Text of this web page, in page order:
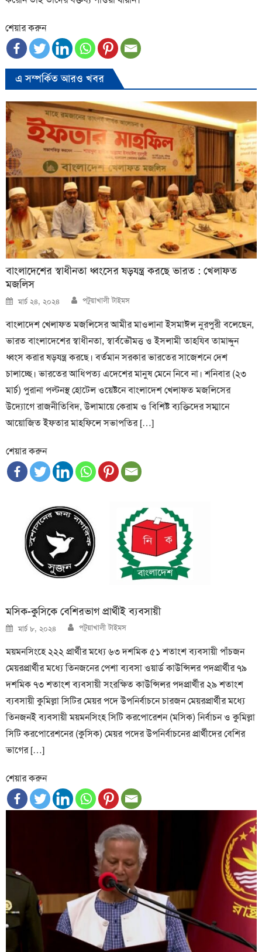
শেয়ার করুন
এ সম্পর্কিত আরও খবর
বাংলাদেশের স্বাধীনতা ধ্বংসের ষড়যন্ত্র করছে ভারত : খেলাফত
মজলিস
Posted
on
মার্চ ২৪, ২০২৪ Author
পটুয়াখালী টাইমস
বাংলাদেশ খেলাফত মজলিসের আমীর মাওলানা ইসমাঈল নুরপুরী বলেছেন,
ভারত বাংলাদেশের স্বাধীনতা, স্বার্বভৌমত্ত ও ইসলামী তাহযিব তামাদ্দুন
ধ্বংস করার ষড়যন্ত্র করছে। বর্তমান সরকার ভারতের সাজেশনে দেশ
চালাচ্ছে। ভারতের আধিপত্য এদেশের মানুষ মেনে নিবে না। শনিবার (২৩
মার্চ) পুরানা পল্টনস্থ হোটেল ওয়েষ্টনে বাংলাদেশ খেলাফত মজলিসের
উদ্যোগে রাজনীতিবিদ, উলামায়ে কেরাম ও বিশিষ্ট ব্যক্তিদের সম্মানে
আয়োজিত ইফতার মাহফিলে সভাপতির […]
শেয়ার করুন
মসিক-কুসিকে বেশিরভাগ প্রার্থীই ব্যবসায়ী
Posted
on
মার্চ ৮, ২০২৪ Author
পটুয়াখালী টাইমস
ময়মনসিংহে ২২২ প্রার্থীর মধ্যে ৬৩ দশমিক ৫১ শতাংশ ব্যবসায়ী পাঁচজন
মেয়রপ্রার্থীর মধ্যে তিনজনের পেশা ব্যবসা ওয়ার্ড কাউন্সিলর পদপ্রার্থীর ৭৯
দশমিক ৭৩ শতাংশ ব্যবসায়ী সংরক্ষিত কাউন্সিলর পদপ্রার্থীর ২৯ শতাংশ
ব্যবসায়ী কুমিল্লা সিটির মেয়র পদে উপনির্বাচনে চারজন মেয়রপ্রার্থীর মধ্যে
তিনজনই ব্যবসায়ী ময়মনসিংহ সিটি করপোরেশন (মসিক) নির্বাচন ও কুমিল্লা
সিটি করপোরেশনের (কুসিক) মেয়র পদের উপনির্বাচনের প্রার্থীদের বেশির
ভাগের […]
শেয়ার করুন